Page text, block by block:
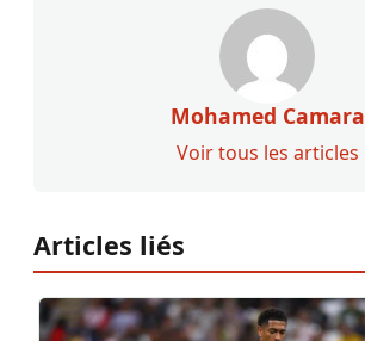
Mohamed Camara
Voir tous les articles
Articles liés